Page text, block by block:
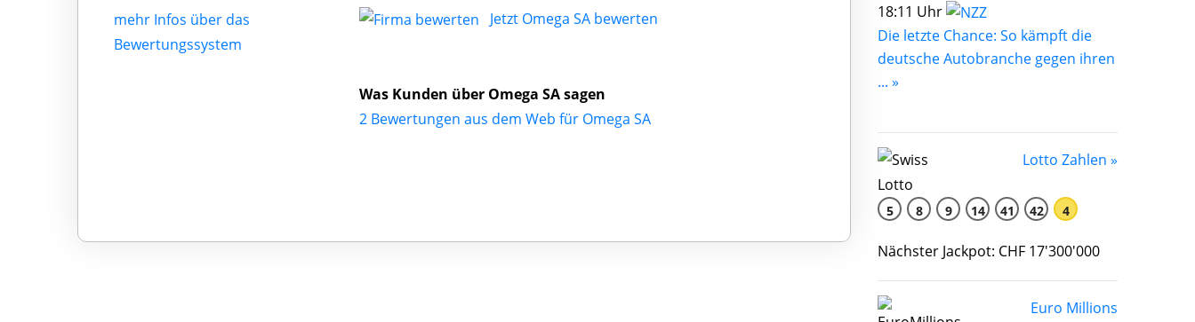
mehr Infos über das
Bewertungssystem
Jetzt Omega SA bewerten
Was Kunden über Omega SA sagen
2 Bewertungen aus dem Web für Omega SA
18:11 Uhr
Die letzte Chance: So kämpft die
deutsche Autobranche gegen ihren
... »
Lotto Zahlen »
5 8 9 14 41 42 4
Nächster Jackpot: CHF 17'300'000
Euro Millions